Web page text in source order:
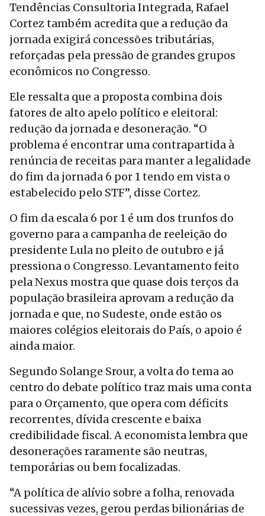
Tendências Consultoria Integrada, Rafael
Cortez também acredita que a redução da
jornada exigirá concessões tributárias,
reforçadas pela pressão de grandes grupos
econômicos no Congresso.
Ele ressalta que a proposta combina dois
fatores de alto apelo político e eleitoral:
redução da jornada e desoneração. “O
problema é encontrar uma contrapartida à
renúncia de receitas para manter a legalidade
do fim da jornada 6 por 1 tendo em vista o
estabelecido pelo STF”, disse Cortez.
O fim da escala 6 por 1 é um dos trunfos do
governo para a campanha de reeleição do
presidente Lula no pleito de outubro e já
pressiona o Congresso. Levantamento feito
pela Nexus mostra que quase dois terços da
população brasileira aprovam a redução da
jornada e que, no Sudeste, onde estão os
maiores colégios eleitorais do País, o apoio é
ainda maior.
Segundo Solange Srour, a volta do tema ao
centro do debate político traz mais uma conta
para o Orçamento, que opera com déficits
recorrentes, dívida crescente e baixa
credibilidade fiscal. A economista lembra que
desonerações raramente são neutras,
temporárias ou bem focalizadas.
“A política de alívio sobre a folha, renovada
sucessivas vezes, gerou perdas bilionárias de